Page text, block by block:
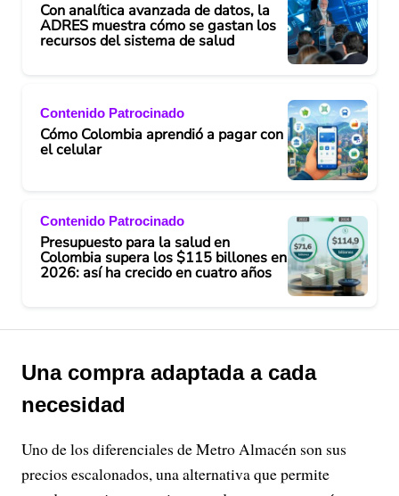
Con analítica avanzada de datos, la
ADRES muestra cómo se gastan los
recursos del sistema de salud
Contenido Patrocinado
Cómo Colombia aprendió a pagar con
el celular
Contenido Patrocinado
Presupuesto para la salud en
Colombia supera los $115 billones en
2026: así ha crecido en cuatro años
Una compra adaptada a cada
necesidad
Uno de los diferenciales de Metro Almacén son sus
precios escalonados, una alternativa que permite